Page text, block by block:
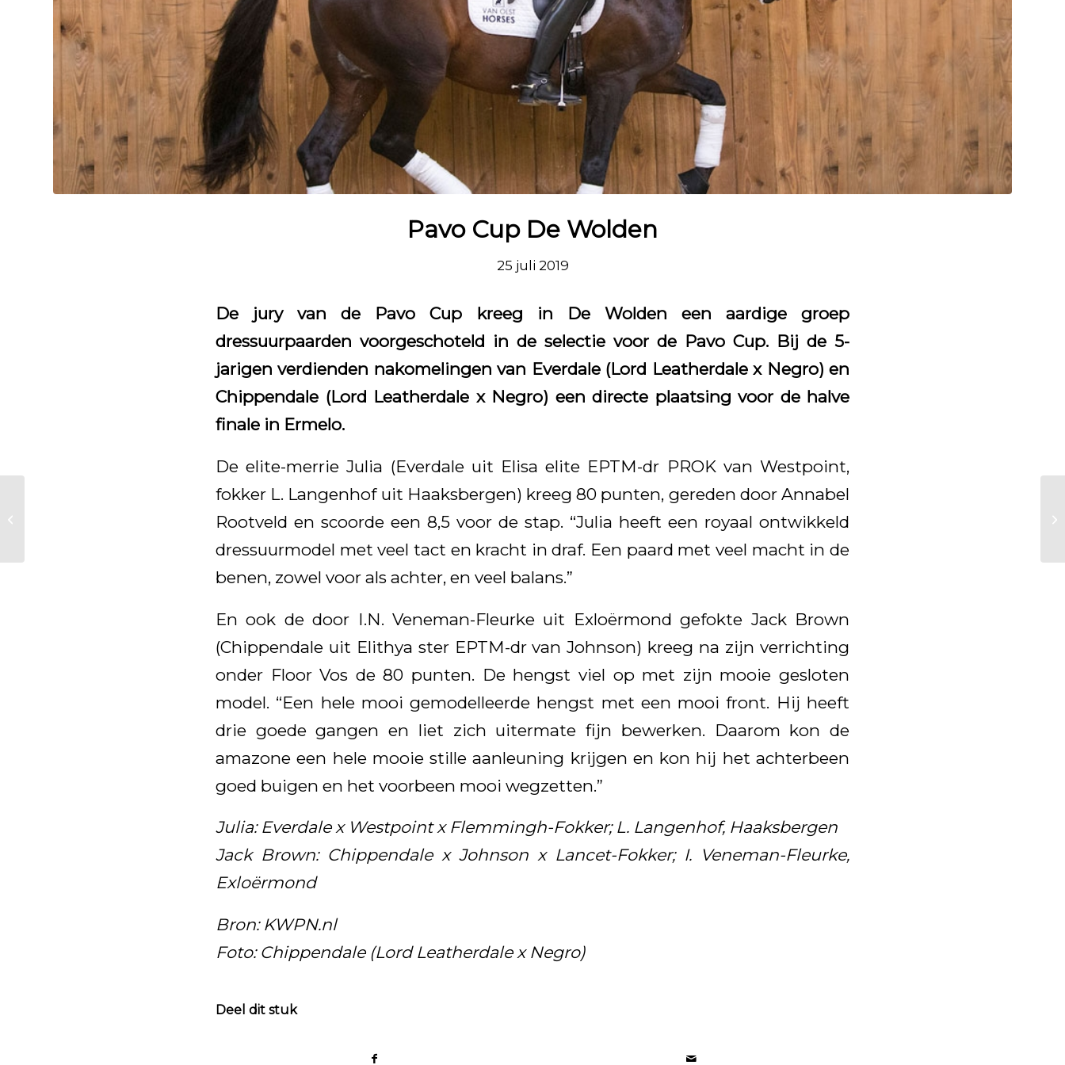
Pavo Cup De Wolden
25 juli 2019
De jury van de Pavo Cup kreeg in De Wolden een aardige groep
dressuurpaarden voorgeschoteld in de selectie voor de Pavo Cup. Bij de 5-
jarigen verdienden nakomelingen van Everdale (Lord Leatherdale x Negro) en
Chippendale (Lord Leatherdale x Negro) een directe plaatsing voor de halve
finale in Ermelo.
De elite-merrie Julia (Everdale uit Elisa elite EPTM-dr PROK van Westpoint,
fokker L. Langenhof uit Haaksbergen) kreeg 80 punten, gereden door Annabel
Rootveld en scoorde een 8,5 voor de stap. “Julia heeft een royaal ontwikkeld
dressuurmodel met veel tact en kracht in draf. Een paard met veel macht in de
benen, zowel voor als achter, en veel balans.”
En ook de door I.N. Veneman-Fleurke uit Exloërmond gefokte Jack Brown
(Chippendale uit Elithya ster EPTM-dr van Johnson) kreeg na zijn verrichting
onder Floor Vos de 80 punten. De hengst viel op met zijn mooie gesloten
model. “Een hele mooi gemodelleerde hengst met een mooi front. Hij heeft
drie goede gangen en liet zich uitermate fijn bewerken. Daarom kon de
amazone een hele mooie stille aanleuning krijgen en kon hij het achterbeen
goed buigen en het voorbeen mooi wegzetten.”
Julia: Everdale x Westpoint x Flemmingh-Fokker; L. Langenhof, Haaksbergen
Jack Brown: Chippendale x Johnson x Lancet-Fokker; I. Veneman-Fleurke,
Exloërmond
Bron: KWPN.nl
Foto: Chippendale (Lord Leatherdale x Negro)
Deel dit stuk